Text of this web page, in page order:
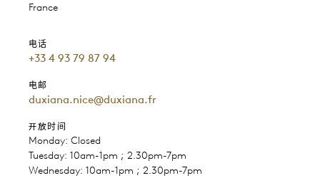
France
电话
+33 4 93 79 87 94
电邮
duxiana.nice@duxiana.fr
开放时间
Monday: Closed
Tuesday: 10am-1pm ; 2.30pm-7pm
Wednesday: 10am-1pm ; 2.30pm-7pm